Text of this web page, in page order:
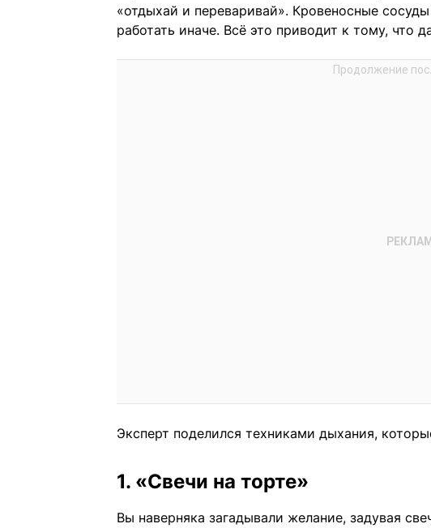
«отдыхай и переваривай». Кровеносные
работать иначе. Всё это приводит к тому, что
Эксперт поделился техниками дыхания,
1. «Свечи на торте»
Вы наверняка загадывали желание, задувая